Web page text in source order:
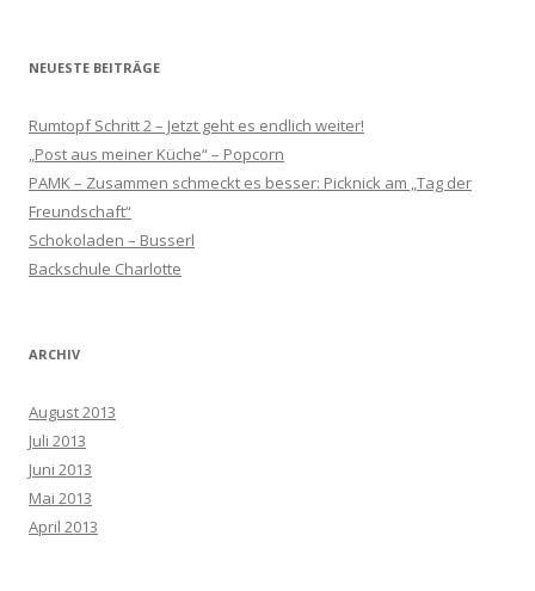
NEUESTE BEITRÄGE
Rumtopf Schritt 2 – Jetzt geht es endlich weiter!
„Post aus meiner Küche“ – Popcorn
PAMK – Zusammen schmeckt es besser: Picknick am „Tag der
Freundschaft“
Schokoladen – Busserl
Backschule Charlotte
ARCHIV
August 2013
Juli 2013
Juni 2013
Mai 2013
April 2013